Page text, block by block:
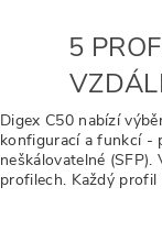
5
Digex C50 nabízí
konfigurací a funkcí -
neškálovatelné
profilech. Každý